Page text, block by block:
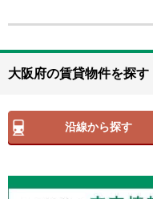
大阪府の賃貸物件を探す
沿線から探す